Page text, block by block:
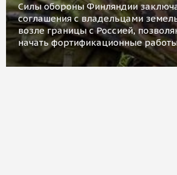
Силы обороны Финляндии
соглашения с владельцами
возле границы с Россией,
начать фортификационные